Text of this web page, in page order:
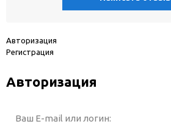
Авторизация
Регистрация
Авторизация
Ваш E-mail или логин: